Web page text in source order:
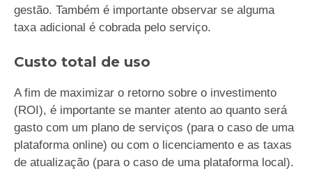
gestão. Também é importante observar se alguma
taxa adicional é cobrada pelo serviço.
Custo total de uso
A fim de maximizar o retorno sobre o investimento
(ROI), é importante se manter atento ao quanto será
gasto com um plano de serviços (para o caso de uma
plataforma online) ou com o licenciamento e as taxas
de atualização (para o caso de uma plataforma local).